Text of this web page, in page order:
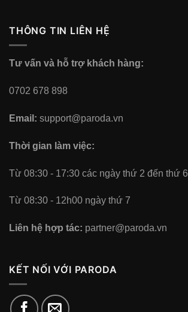
THÔNG TIN LIÊN HỆ
Tư vấn và hỗ trợ khách hàng:
0702 678 898
Email: support@paroda.vn
Thời gian làm việc:
Từ 08:30 - 17:30 các ngày thứ 2 đến thứ 6
Từ 08:30 - 12h00 ngày thứ 7
Liên hệ hợp tác: partner@paroda.vn
KẾT NỐI VỚI PARODA